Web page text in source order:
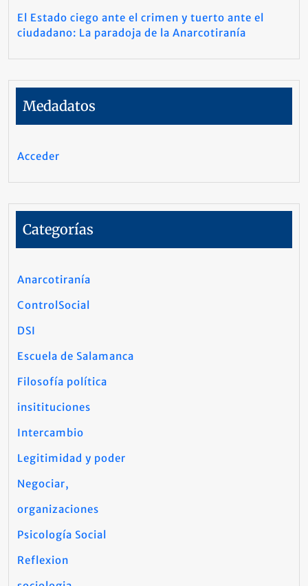
El Estado ciego ante el crimen y tuerto ante el
ciudadano: La paradoja de la Anarcotiranía
Medadatos
Acceder
Categorías
Anarcotiranía
ControlSocial
DSI
Escuela de Salamanca
Filosofía política
insitituciones
Intercambio
Legitimidad y poder
Negociar,
organizaciones
Psicología Social
Reflexion